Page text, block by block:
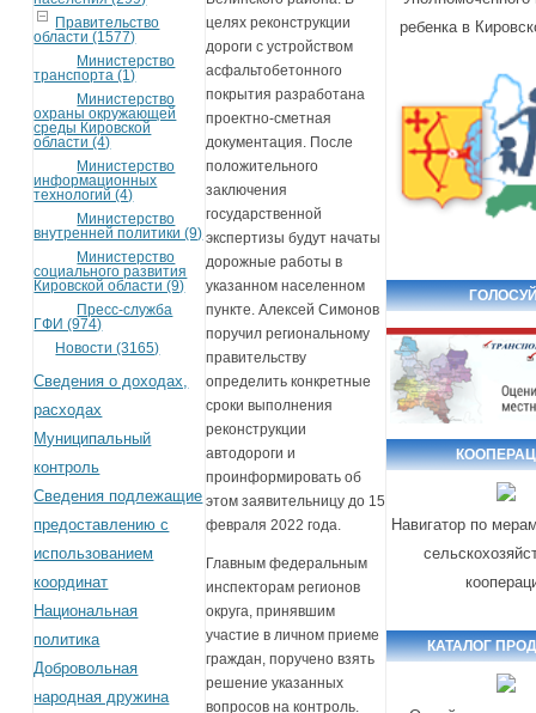
Правительство
области (1577)
Министерство
транспорта (1)
Министерство
охраны окружающей
среды Кировской
области (4)
Министерство
информационных
технологий (4)
Министерство
внутренней политики (9)
Министерство
социального развития
Кировской области (9)
Пресс-служба
ГФИ (974)
Новости (3165)
Сведения о доходах,
расходах
Муниципальный
контроль
Сведения подлежащие
предоставлению с
использованием
координат
Национальная
политика
Добровольная
народная дружина
целях реконструкции
дороги с устройством
асфальтобетонного
покрытия разработана
проектно-сметная
документация. После
положительного
заключения
государственной
экспертизы будут начаты
дорожные работы в
указанном населенном
пункте. Алексей Симонов
поручил региональному
правительству
определить конкретные
сроки выполнения
реконструкции
автодороги и
проинформировать об
этом заявительницу до 15
февраля 2022 года.
Главным федеральным
инспекторам регионов
округа, принявшим
участие в личном приеме
граждан, поручено взять
решение указанных
вопросов на контроль.
ребенка в
Навигатор по
КАТАЛОГ